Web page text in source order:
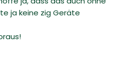
ja keine zig Geräte